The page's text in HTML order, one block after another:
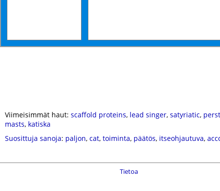
Viimeisimmät haut: scaffold proteins, lead singer, satyriatic,
masts, katiska
Suosittuja sanoja: paljon, cat, toiminta, päätös, itseohjautuva,
Tietoa